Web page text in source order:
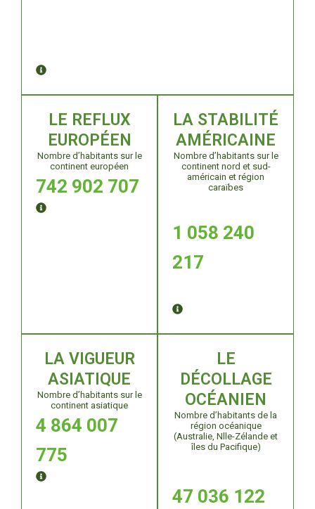
LE REFLUX
EUROPÉEN
Nombre d’habitants sur le
continent européen
742 902 707
LA STABILITÉ
AMÉRICAINE
Nombre d’habitants sur le
continent nord et sud-
américain et région
caraïbes
1 058 240
217
LA VIGUEUR
ASIATIQUE
Nombre d’habitants sur le
continent asiatique
4 864 007
775
LE
DÉCOLLAGE
OCÉANIEN
Nombre d’habitants de la
région océanique
(Australie, Nlle-Zélande et
îles du Pacifique)
47 036 122